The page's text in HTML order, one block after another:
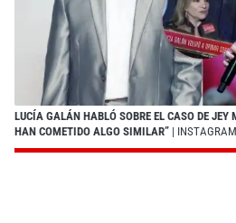
LUCÍA GALÁN HABLÓ SOBRE EL CASO DE
HAN COMETIDO ALGO SIMILAR” | INSTAGRAM